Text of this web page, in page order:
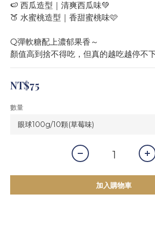
🍉 西瓜造型｜清爽西瓜味💚
🍑 水蜜桃造型｜香甜蜜桃味🩷
Q彈軟糖配上濃郁果香～
顏值高到捨不得吃，但真的越吃越停不
NT$75
數量
加入購物車